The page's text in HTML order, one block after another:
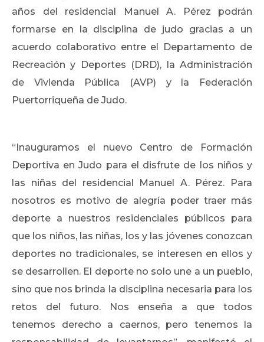
años del residencial Manuel A. Pérez podrán
formarse en la disciplina de judo gracias a un
acuerdo colaborativo entre el Departamento de
Recreación y Deportes (DRD), la Administración
de Vivienda Pública (AVP) y la Federación
Puertorriqueña de Judo.
“Inauguramos el nuevo Centro de Formación
Deportiva en Judo para el disfrute de los niños y
las niñas del residencial Manuel A. Pérez. Para
nosotros es motivo de alegría poder traer más
deporte a nuestros residenciales públicos para
que los niños, las niñas, los y las jóvenes conozcan
deportes no tradicionales, se interesen en ellos y
se desarrollen. El deporte no solo une a un pueblo,
sino que nos brinda la disciplina necesaria para los
retos del futuro. Nos enseña a que todos
tenemos derecho a caernos, pero tenemos la